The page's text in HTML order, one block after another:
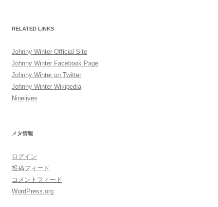
RELATED LINKS
Johnny Winter Official Site
Johnny Winter Facebook Page
Johnny Winter on Twitter
Johnny Winter Wikipedia
Ninelives
メタ情報
ログイン
投稿フィード
コメントフィード
WordPress.org